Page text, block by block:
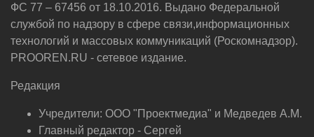
ФС 77 – 67456 от 18.10.2016. Выдано Федеральной
службой по надзору в сфере связи,информационных
технологий и массовых коммуникаций (Роскомнадзор).
PROOREN.RU - сетевое издание.
Редакция
Учредители: ООО "Проектмедиа" и Медведев А.М.
Главный редактор - Сергей